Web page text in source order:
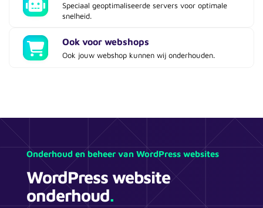
Speciaal geoptimaliseerde servers voor optimale
snelheid.
Ook voor webshops
Ook jouw webshop kunnen wij onderhouden.
Onderhoud en beheer van WordPress websites
WordPress website
onderhoud.